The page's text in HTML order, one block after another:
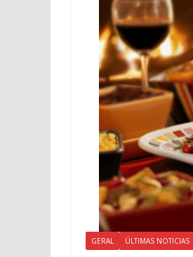
GERAL ÚLTIMAS NOTICIAS